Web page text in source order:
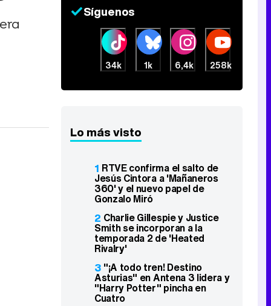
Síguenos
34k 1k 6,4k 258k
Lo más visto
1 RTVE confirma el salto de
Jesús Cintora a 'Mañaneros
360' y el nuevo papel de
Gonzalo Miró
2 Charlie Gillespie y Justice
Smith se incorporan a la
temporada 2 de 'Heated
Rivalry'
3 "¡A todo tren! Destino
Asturias" en Antena 3 lidera y
"Harry Potter" pincha en
Cuatro